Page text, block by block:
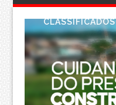
CLASSIFICADOS